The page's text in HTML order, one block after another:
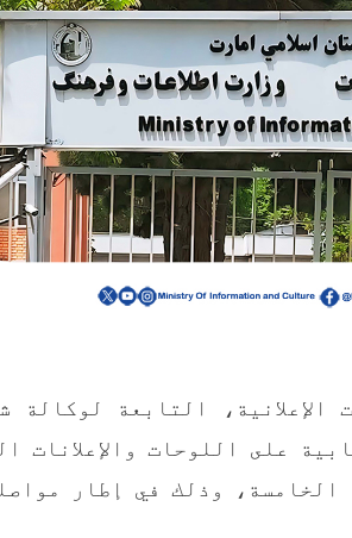
الإعلانية، التابعة لوكالة
على اللوحات والإعلانات
وذلك في إطار